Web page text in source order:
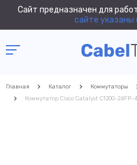
Сайт предназначен для
сайте
Главная Каталог Коммутаторы
Коммутатор Cisco Catalyst C1200-24FP-